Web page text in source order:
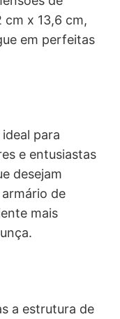
cm x 13,6 cm,
em perfeitas
para
e entusiastas
desejam
de
mais
a estrutura de